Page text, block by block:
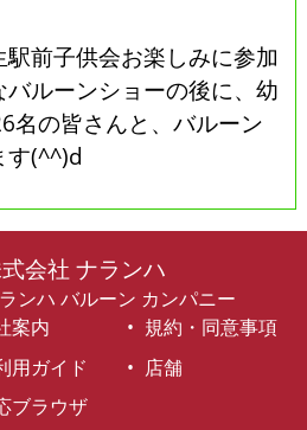
前子供会お楽しみに参加
ルーンショーの後に、幼
名の皆さんと、バルーン
す(^^)d
会社 ナランハ
ンハ バルーン カンパニー
案内
規約・同意事項
用ガイド
店舗
ブラウザ